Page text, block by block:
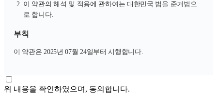
이 약관의 해석 및 적용에 관하여는 대한민국 법을 준거법으
로 합니다.
부칙
이 약관은 2025년 07월 24일부터 시행합니다.
위 내용을 확인하였으며, 동의합니다.